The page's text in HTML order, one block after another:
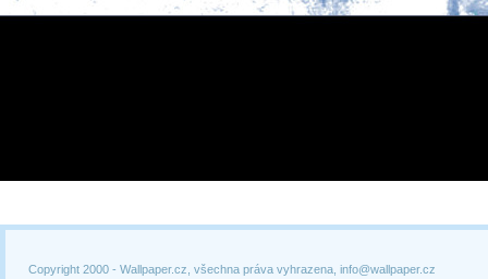
Copyright 2000 - Wallpaper.cz, všechna práva vyhrazena, info@wallpaper.cz